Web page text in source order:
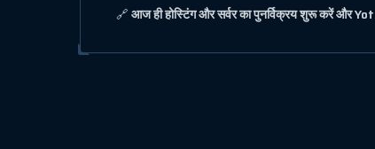
🔗आज ही होस्टिंग और सर्वर का पुनर्विक्रय शुरू करें और